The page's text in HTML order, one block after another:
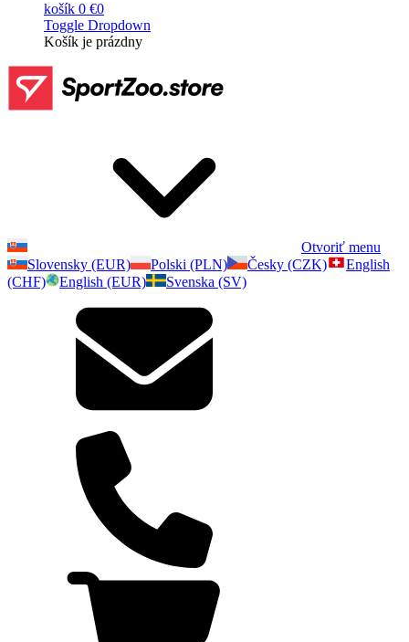
košík 0 €0
Toggle Dropdown
Košík je prázdny
Otvoriť menu
Slovensky (EUR)
Polski (PLN) Česky (CZK)
English
(CHF)
English (EUR) Svenska (SV)